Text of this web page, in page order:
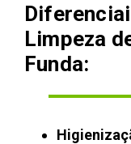
Limpeza
Funda: